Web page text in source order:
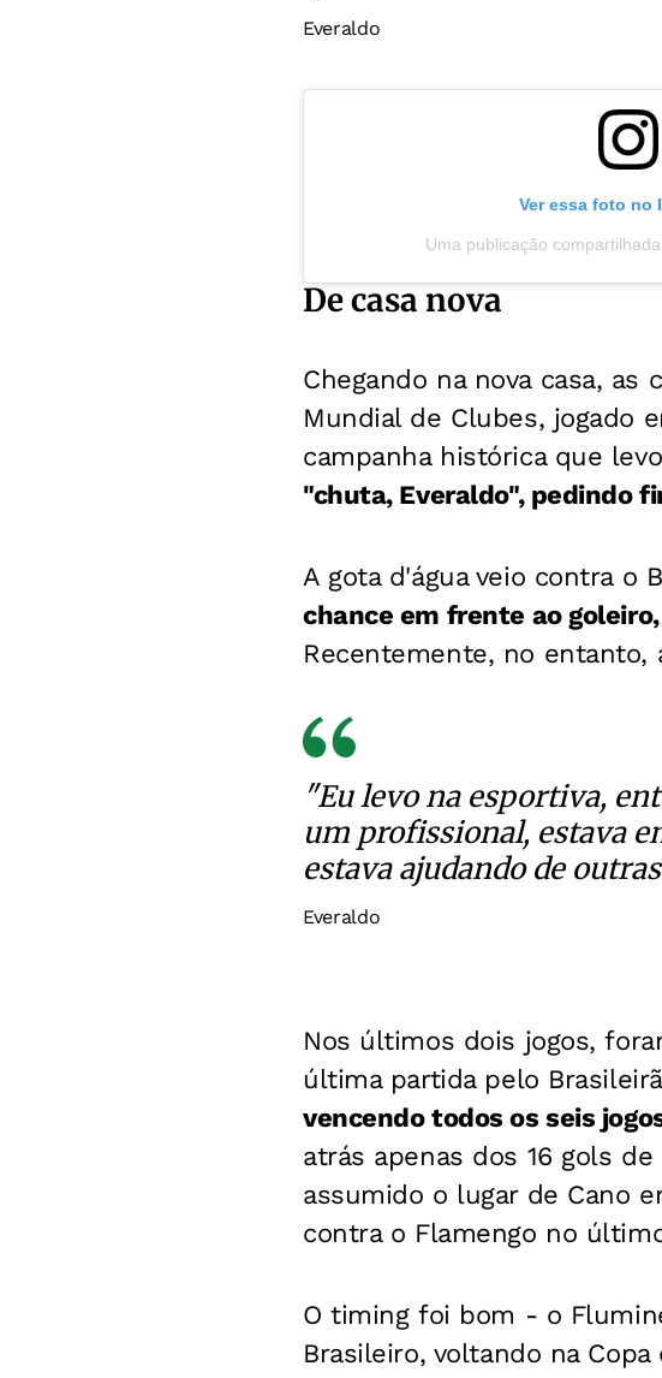
Everaldo
Ver essa foto no
Uma publicação
De casa nova
Chegando na nova casa,
Mundial de Clubes, jogado
campanha histórica que
"chuta, Everaldo", pedindo
A gota d'água veio contra o
chance em frente ao
Recentemente, no entanto,
"Eu levo na esportiva,
um profissional, estava
estava ajudando de
Everaldo
Nos últimos dois jogos,
última partida pelo
vencendo todos os seis
atrás apenas dos 16 gols de
assumido o lugar de Cano
contra o Flamengo no
O timing foi bom - o
Brasileiro, voltando na